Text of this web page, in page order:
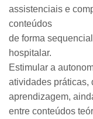
assistenciais e
conteúdos
de forma
hospitalar.
Estimular a
atividades práticas,
aprendizagem,
entre conteúdos